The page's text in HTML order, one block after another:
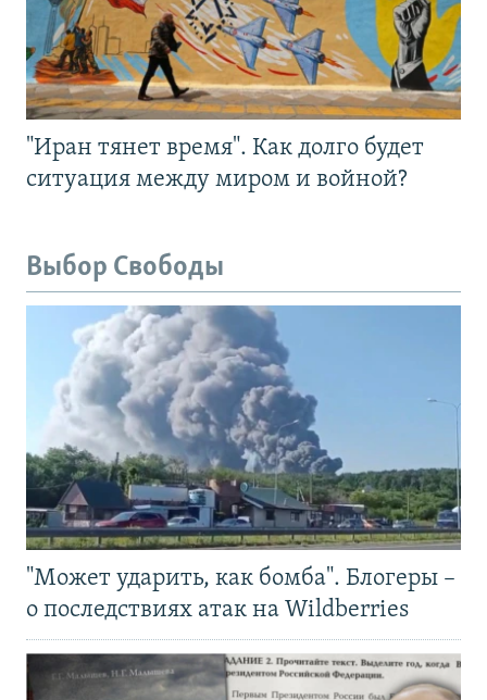
"Иран тянет время". Как долго будет
ситуация между миром и войной?
Выбор Свободы
"Может ударить, как бомба". Блогеры –
о последствиях атак на Wildberries